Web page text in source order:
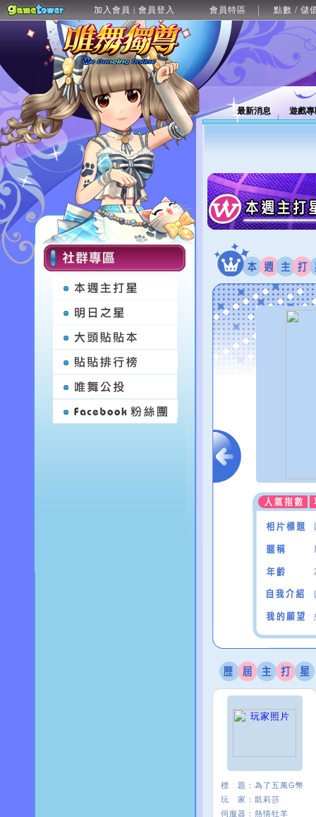
加入會員 | 會員登入 會員特區 點數 / 儲
最新消息 遊戲
標 題： 為了五萬G幣
玩 家： 凱莉莎
伺服器： 熱情牡羊